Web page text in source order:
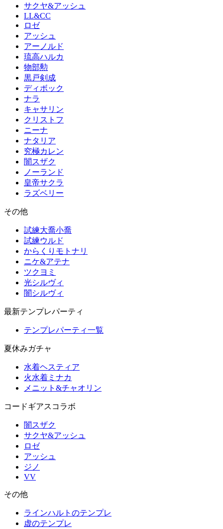
サクヤ&アッシュ
LL&CC
ロゼ
アッシュ
アーノルド
琉高ハルカ
物部勲
黒戸剣成
ディボック
ナラ
キャサリン
クリストフ
ニーナ
ナタリア
究極カレン
闇スザク
ノーランド
皇帝サクラ
ラズベリー
その他
試練大喬小喬
試練ウルド
からくりモトナリ
ニケ&アテナ
ツクヨミ
光シルヴィ
闇シルヴィ
最新テンプレパーティ
テンプレパーティ一覧
夏休みガチャ
水着ヘスティア
火水着ミナカ
メニット&チャオリン
コードギアスコラボ
闇スザク
サクヤ&アッシュ
ロゼ
アッシュ
ジノ
VV
その他
ラインハルトのテンプレ
虚のテンプレ